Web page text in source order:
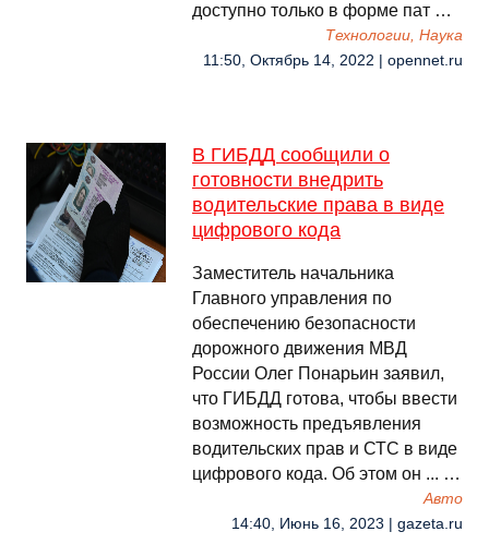
доступно только в форме пат …
Технологии, Наука
11:50, Октябрь 14, 2022 | opennet.ru
В ГИБДД сообщили о
готовности внедрить
водительские права в виде
цифрового кода
Заместитель начальника
Главного управления по
обеспечению безопасности
дорожного движения МВД
России Олег Понарьин заявил,
что ГИБДД готова, чтобы ввести
возможность предъявления
водительских прав и СТС в виде
цифрового кода. Об этом он ... …
Авто
14:40, Июнь 16, 2023 | gazeta.ru